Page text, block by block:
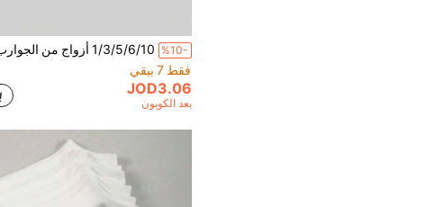
%10-
فقط 7 بيقي
JOD3.06
بعد الكوبون